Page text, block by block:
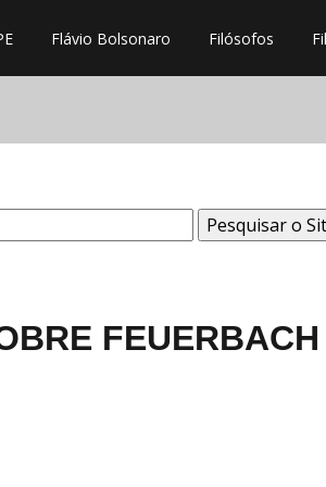
Flávio Bolsonaro Filósofos
FEUERBACH